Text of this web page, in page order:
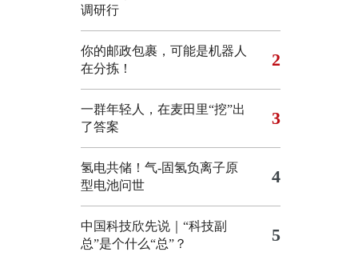
调研行
你的邮政包裹，可能是机器人
在分拣！
2
一群年轻人，在麦田里“挖”出
了答案
3
氢电共储！气-固氢负离子原
型电池问世
4
中国科技欣先说｜“科技副
总”是个什么“总”？
5